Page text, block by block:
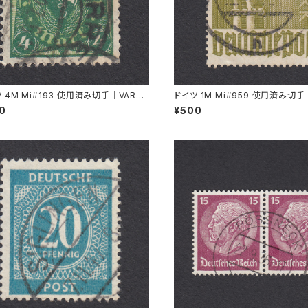
4M Mi#193 使用済み切手｜VARRE
ドイツ 1M Mi#959 使用済み切
L 11.8.1947
¥500